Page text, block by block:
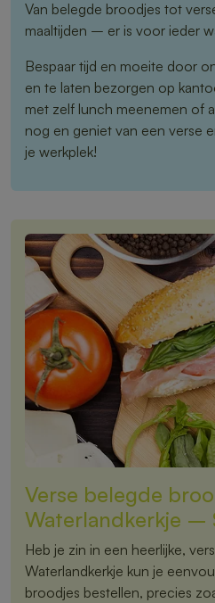
Van belegde broodjes tot
maaltijden – er is voor ieder
Bespaar tijd en moeite door
en te laten bezorgen op
met zelf lunch meenemen of
nog en geniet van een verse
je werkplek!
Verse belegde
Waterlandkerkje –
Heb je zin in een heerlijke,
Waterlandkerkje kun je
broodjes bestellen, precies